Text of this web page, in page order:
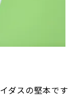
ダスの堅本です